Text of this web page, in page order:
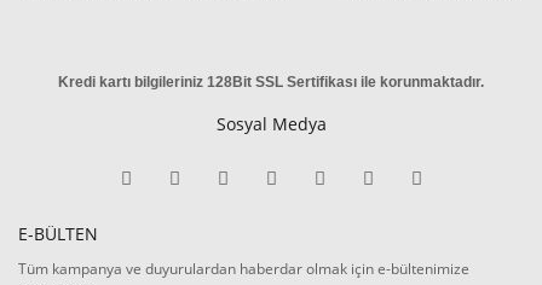
Kredi kartı bilgileriniz 128Bit SSL Sertifikası ile korunmaktadır.
Sosyal Medya
E-BÜLTEN
Tüm kampanya ve duyurulardan haberdar olmak için e-bültenimize